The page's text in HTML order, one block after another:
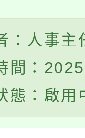
：人事主
間：
態：啟用